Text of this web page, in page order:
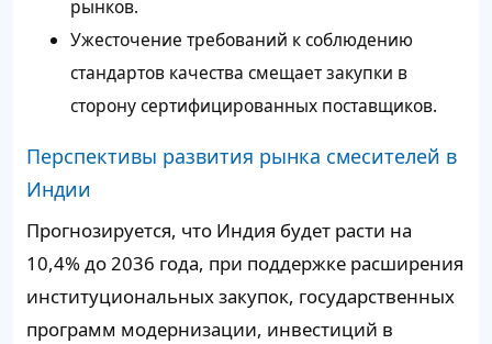
рынков.
Ужесточение требований к соблюдению
стандартов качества смещает закупки в
сторону сертифицированных поставщиков.
Перспективы развития рынка смесителей в
Индии
Прогнозируется, что Индия будет расти на
10,4% до 2036 года, при поддержке расширения
институциональных закупок, государственных
программ модернизации, инвестиций в